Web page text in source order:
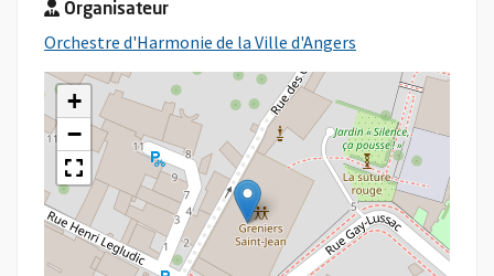
Organisateur
Orchestre d'Harmonie de la Ville d'Angers
+
−